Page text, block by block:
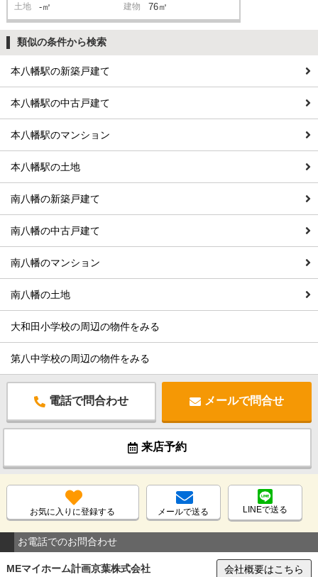
土地 -㎡ 建物 76㎡
類似の条件から検索
本八幡駅の新築戸建て
本八幡駅の中古戸建て
本八幡駅のマンション
本八幡駅の土地
南八幡の新築戸建て
南八幡の中古戸建て
南八幡のマンション
南八幡の土地
大和田小学校の周辺の物件をみる
第八中学校の周辺の物件をみる
電話で問合わせ メールで問合せ
来店予約
お気に入りに登録する メールで送る LINEで送る
お電話でのお問合わせ
MEマイホーム計画京葉株式会社 会社概要はこちら